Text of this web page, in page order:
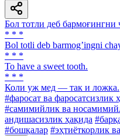
Бол тотли деб бармоғингни
* * *
Bol totli deb barmogʼingni
* * *
To have a sweet tooth.
* * *
Коли уж мед — так и ложка.
#фаросат ва фаросатсизлик
#самимийлик ва
андишасизлик ҳақида
#бошқалар #эҳтиёткорлик